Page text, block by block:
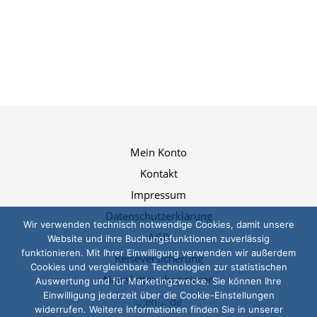
Mein Konto
Kontakt
Impressum
Datenschutzerklärung
AGB
Reiseversicherung
Newsletter abonnieren
Wir verwenden technisch notwendige Cookies, damit unsere
Website und ihre Buchungsfunktionen zuverlässig
funktionieren. Mit Ihrer Einwilligung verwenden wir außerdem
Cookies und vergleichbare Technologien zur statistischen
Auswertung und für Marketingzwecke. Sie können Ihre
Einwilligung jederzeit über die Cookie-Einstellungen
widerrufen. Weitere Informationen finden Sie in unserer